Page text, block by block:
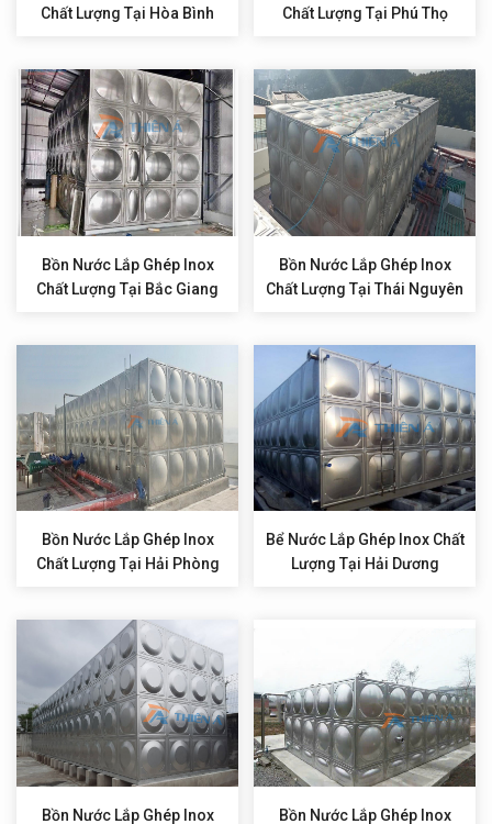
Chất Lượng Tại Hòa Bình
Chất Lượng Tại Phú Thọ
Bồn Nước Lắp Ghép Inox
Chất Lượng Tại Bắc Giang
Bồn Nước Lắp Ghép Inox
Chất Lượng Tại Thái Nguyên
Bồn Nước Lắp Ghép Inox
Chất Lượng Tại Hải Phòng
Bể Nước Lắp Ghép Inox Chất
Lượng Tại Hải Dương
Bồn Nước Lắp Ghép Inox Bồn Nước Lắp Ghép Inox